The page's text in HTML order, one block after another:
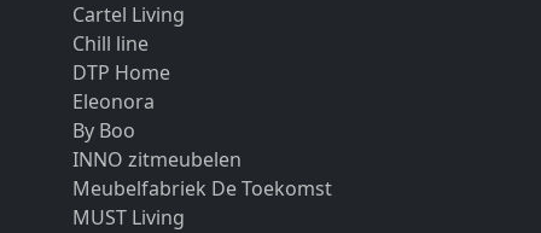
Cartel Living
Chill line
DTP Home
Eleonora
By Boo
INNO zitmeubelen
Meubelfabriek De Toekomst
MUST Living